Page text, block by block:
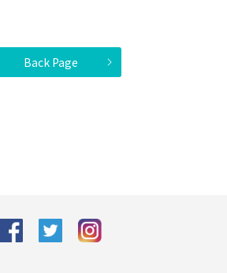
Back Page
facebook Twitter